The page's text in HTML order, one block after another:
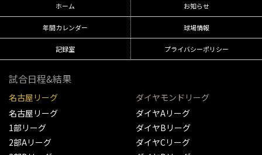
ホーム お知らせ
年間カレンダー 球場情報
記録室 プライバシーポリシー
試合日程&結果
名古屋リーグ
名古屋リーグ
1部リーグ
2部Aリーグ
ダイヤモンドリーグ
ダイヤAリーグ
ダイヤBリーグ
ダイヤCリーグ